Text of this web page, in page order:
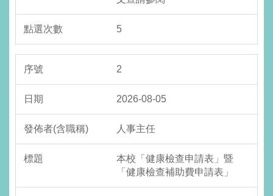
5
2
2026-08-05
人事主任
本校「健康檢查申請表」暨
「健康檢查補助費申請表」